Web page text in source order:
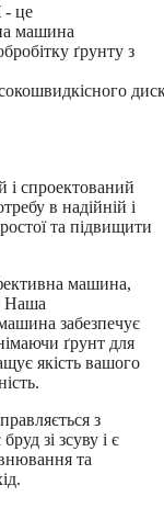
- це
машина
ґрунту з
і спроектований
в надійній і
та підвищити
машина,
Наша
забезпечує
ґрунт для
якість вашого
з
зі зсуву і є
та